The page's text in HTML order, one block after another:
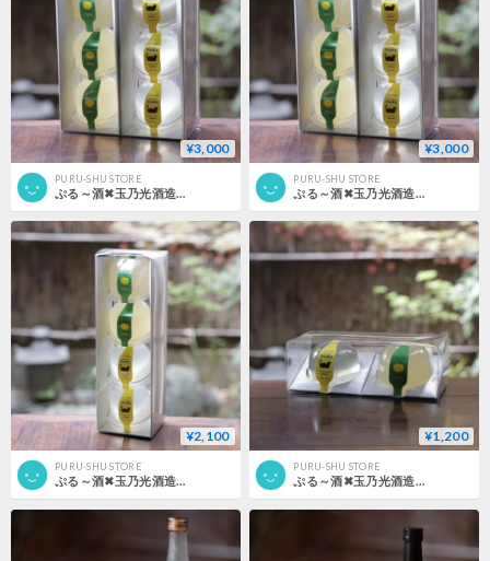
¥3,000
PURU-SHU STORE
ぷる～酒✖玉乃光酒造 6個セット （黒色）
¥3,000
PURU-SHU STORE
ぷる～酒✖玉乃光酒造 6個セット （白色）
¥2,100
PURU-SHU STORE
ぷる～酒✖玉乃光酒造 4個セット （白色）
¥1,200
PURU-SHU STORE
ぷる～酒✖玉乃光酒造 ２個セット